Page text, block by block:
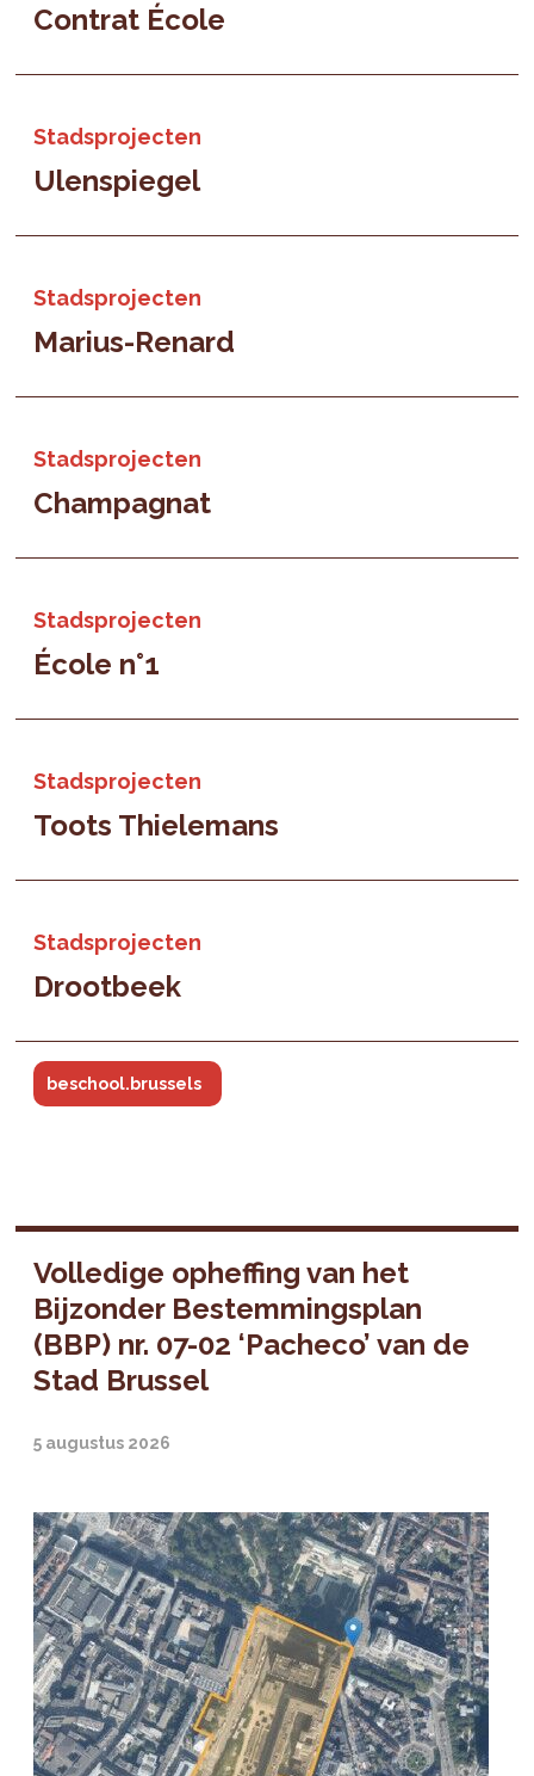
Contrat École
Stadsprojecten
Ulenspiegel
Stadsprojecten
Marius-Renard
Stadsprojecten
Champagnat
Stadsprojecten
École n°1
Stadsprojecten
Toots Thielemans
Stadsprojecten
Drootbeek
beschool.brussels
Volledige opheffing van het
Bijzonder Bestemmingsplan
(BBP) nr. 07-02 ‘Pacheco’ van de
Stad Brussel
5 augustus 2026